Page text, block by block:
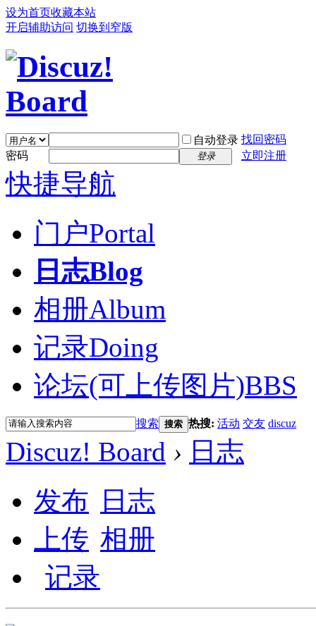
设为首页收藏本站
开启辅助访问 切换到窄版
自动登录 找回密码
密码
登录 立即注册
快捷导航
门户Portal
日志Blog
相册Album
记录Doing
论坛(可上传图片)BBS
搜索 搜索 热搜: 活动 交友 discuz
Discuz! Board › 日志
发布
日志
上传 相册
记录